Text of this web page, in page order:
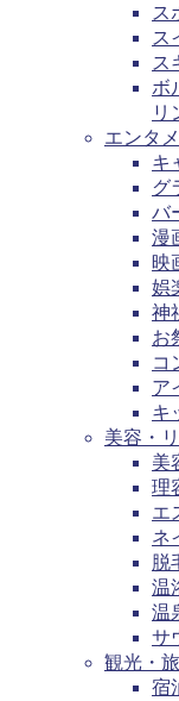
ス
ス
ス
ボ
リ
エンタ
キ
グ
バ
漫
映
娯
神
お
コ
ア
キ
美容・
美
理
エ
ネ
脱
温
温
サ
観光・
宿